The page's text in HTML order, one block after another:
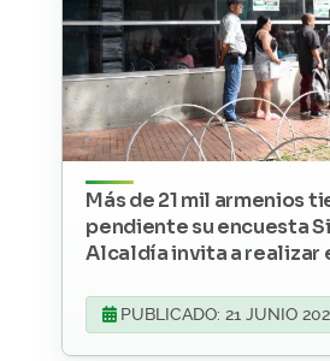
Más de 21 mil armenios
pendiente su encuesta
Alcaldía invita a realizar
PUBLICADO: 21 JUNIO